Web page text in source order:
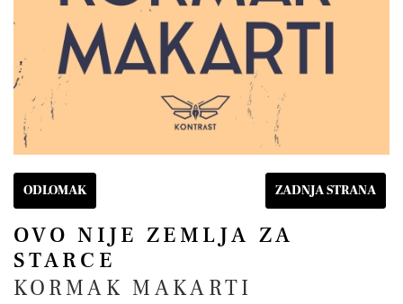
ODLOMAK ZADNJA STRANA
OVO NIJE ZEMLJA ZA
STARCE
KORMAK MAKARTI